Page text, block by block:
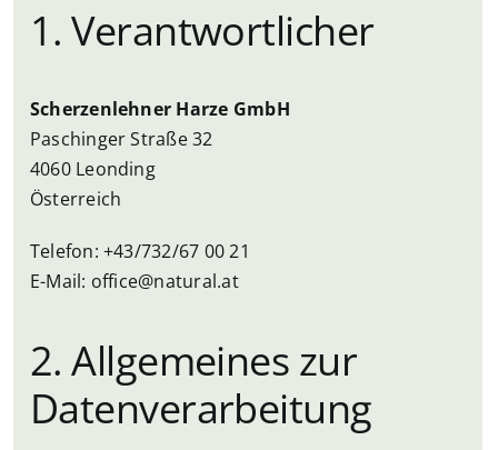
1. Verantwortlicher
Scherzenlehner Harze GmbH
Paschinger Straße 32
4060 Leonding
Österreich
Telefon: +43/732/67 00 21
E-Mail: office@natural.at
2. Allgemeines zur
Datenverarbeitung